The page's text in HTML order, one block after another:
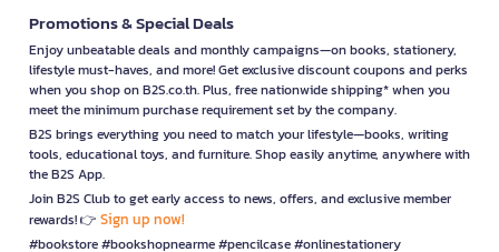
Promotions & Special Deals
Enjoy unbeatable deals and monthly campaigns—on books, stationery,
lifestyle must-haves, and more! Get exclusive discount coupons and perks
when you shop on B2S.co.th. Plus, free nationwide shipping* when you
meet the minimum purchase requirement set by the company.
B2S brings everything you need to match your lifestyle—books, writing
tools, educational toys, and furniture. Shop easily anytime, anywhere with
the B2S App.
Join B2S Club to get early access to news, offers, and exclusive member
rewards! 👉 Sign up now!
#bookstore #bookshopnearme #pencilcase #onlinestationery